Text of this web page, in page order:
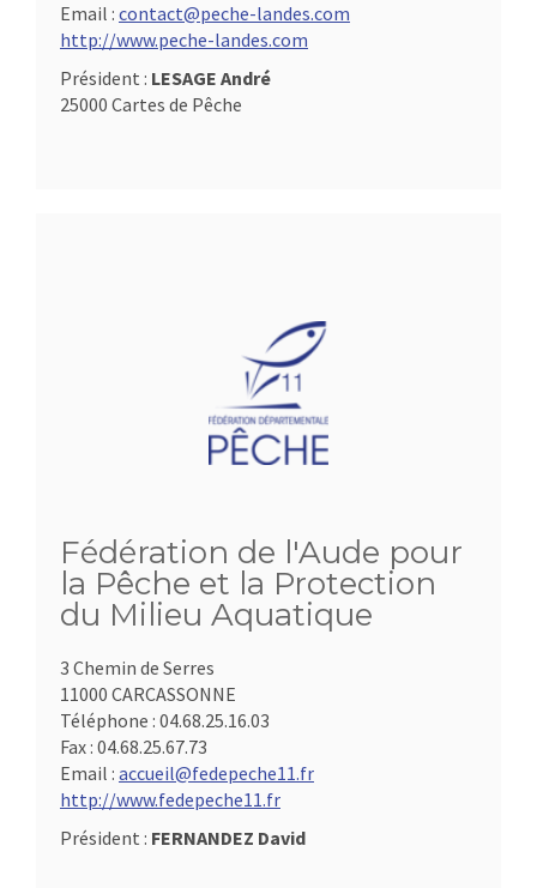
Email : contact@peche-landes.com
http://www.peche-landes.com
Président : LESAGE André
25000 Cartes de Pêche
Fédération de l'Aude pour
la Pêche et la Protection
du Milieu Aquatique
3 Chemin de Serres
11000 CARCASSONNE
Téléphone : 04.68.25.16.03
Fax : 04.68.25.67.73
Email : accueil@fedepeche11.fr
http://www.fedepeche11.fr
Président : FERNANDEZ David